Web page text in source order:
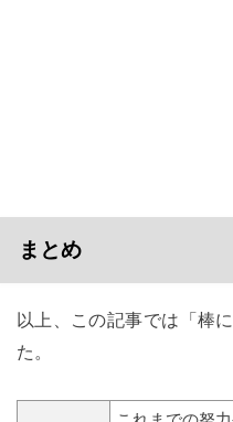
まとめ
以上、この記事では「棒
た。